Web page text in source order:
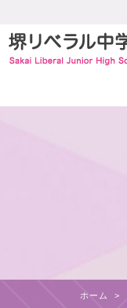
ホーム >